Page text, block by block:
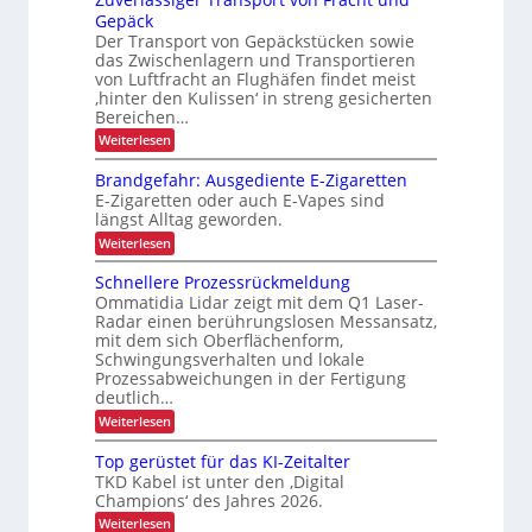
m
i
n
n
e
r
b
e
t
r
i
e
b
l
i
c
h
e
n
L
a
s
t
r
h
L
E
D
-
P
r
o
j
e
t
i
o
n
t
e
n
m
a
n
a
g
e
m
e
n
t
r
ä
s
e
n
z
-
u
t
z
u
n
g
i
n
d
e
r
L
o
g
s
t
i
k
Gepäck
Der Transport von Gepäckstücken sowie
das Zwischenlagern und Transportieren
von Luftfracht an Flughäfen findet meist
‚hinter den Kulissen‘ in streng gesicherten
Bereichen…
Weiterlesen:
Z
u
v
e
r
l
ä
s
i
g
e
r
T
r
a
n
s
p
o
r
t
v
Brandgefahr: Ausgediente E-Zigaretten
E-Zigaretten oder auch E-Vapes sind
längst Alltag geworden.
Weiterlesen:
B
a
n
d
g
e
f
a
h
r
:
A
u
s
g
e
Schnellere Prozessrückmeldung
Ommatidia Lidar zeigt mit dem Q1 Laser-
Radar einen berührungslosen Messansatz,
mit dem sich Oberflächenform,
Schwingungsverhalten und lokale
Prozessabweichungen in der Fertigung
deutlich…
Weiterlesen:
S
h
n
e
l
Top gerüstet für das KI-Zeitalter
TKD Kabel ist unter den ‚Digital
Champions‘ des Jahres 2026.
Weiterlesen: